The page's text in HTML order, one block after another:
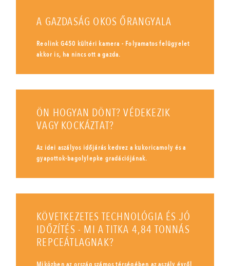
A GAZDASÁG OKOS ŐRANGYALA
Reolink G450 kültéri kamera - Folyamatos felügyelet
akkor is, ha nincs ott a gazda.
ÖN HOGYAN DÖNT? VÉDEKEZIK
VAGY KOCKÁZTAT?
Az idei aszályos időjárás kedvez a kukoricamoly és a
gyapottok-bagolylepke gradációjának.
KÖVETKEZETES TECHNOLÓGIA ÉS JÓ
IDŐZÍTÉS - MI A TITKA 4,84 TONNÁS
REPCEÁTLAGNAK?